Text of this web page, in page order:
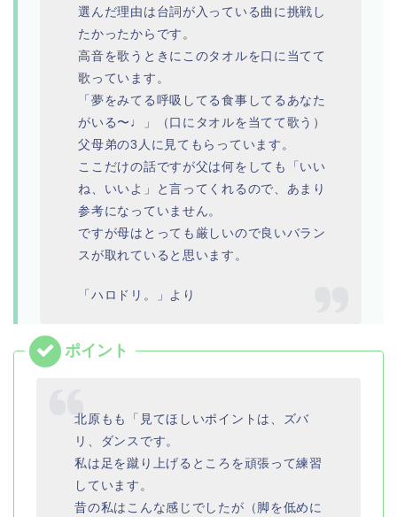
選んだ理由は台詞が入っている曲に挑戦し
たかったからです。
高音を歌うときにこのタオルを口に当てて
歌っています。
「夢をみてる呼吸してる食事してるあなた
がいる〜♩」（口にタオルを当てて歌う）
父母弟の3人に見てもらっています。
ここだけの話ですが父は何をしても「いい
ね、いいよ」と言ってくれるので、あまり
参考になっていません。
ですが母はとっても厳しいので良いバラン
スが取れていると思います。
「ハロドリ。」より
北原もも「見てほしいポイントは、ズバ
リ、ダンスです。
私は足を蹴り上げるところを頑張って練習
しています。
昔の私はこんな感じでしたが（脚を低めに